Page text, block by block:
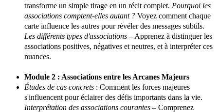
transforme un simple tirage en un récit complet. Pourquoi les
associations comptent-elles autant ? Voyez comment chaque
carte influence les autres pour révéler des messages subtils.
Les différents types d'associations – Apprenez à distinguer les
associations positives, négatives et neutres, et à interpréter ces
nuances.
Module 2 : Associations entre les Arcanes Majeurs
Études de cas concrets : Comment les forces majeures
s'influencent pour éclairer des défis importants dans la vie.
Interprétation des associations courantes – Comprenez